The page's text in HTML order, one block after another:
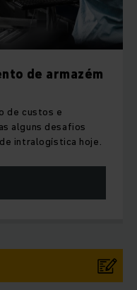
de armazém
de custos e
alguns desafios
intralogística hoje.